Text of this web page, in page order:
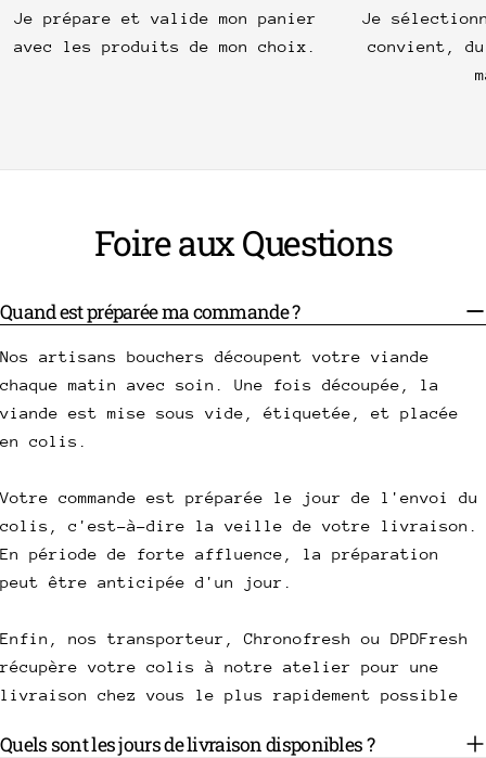
Je prépare et valide mon panier
avec les produits de mon choix.
Je
convient,
Foire aux Questions
Quand est préparée ma commande ?
Nos artisans bouchers découpent votre viande
chaque matin avec soin. Une fois découpée, la
viande est mise sous vide, étiquetée, et placée
en colis.
Votre commande est préparée le jour de l'envoi du
colis, c'est-à-dire la veille de votre livraison.
En période de forte affluence, la préparation
peut être anticipée d'un jour.
Enfin, nos transporteur, Chronofresh ou DPDFresh
récupère votre colis à notre atelier pour une
livraison chez vous le plus rapidement possible
Quels sont les jours de livraison disponibles ?